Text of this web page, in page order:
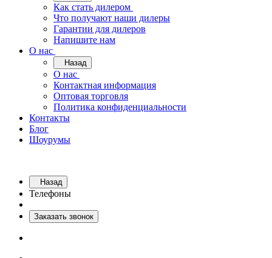
Как стать дилером
Что получают наши дилеры
Гарантии для дилеров
Напишите нам
О нас
Назад
О нас
Контактная информация
Оптовая торговля
Политика конфиденциальности
Контакты
Блог
Шоурумы
Назад
Телефоны
Заказать звонок